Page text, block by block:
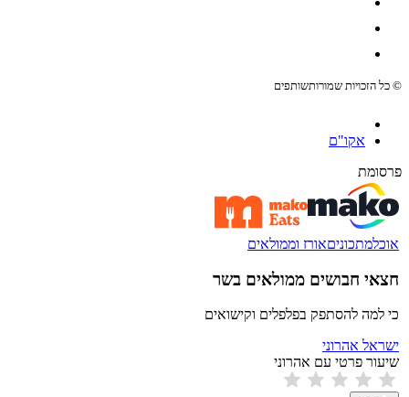
© כל הזכויות שמורותשותפים
אקו"ם
פרסומת
אוכלמתכוניםאורז וממולאים
חצאי חבושים ממולאים בשר
כי למה להסתפק בפלפלים וקישואים
ישראל אהרוני
שיעור פרטי עם אהרוני